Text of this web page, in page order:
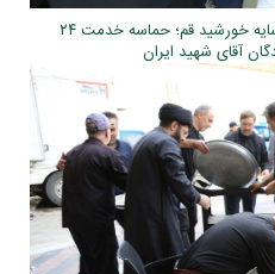
گزارش تصویری ۵ /میزبانی کریمانه در سایه خورشید قم؛ حماسه خدمت ۲۴
آقای شهید ایران